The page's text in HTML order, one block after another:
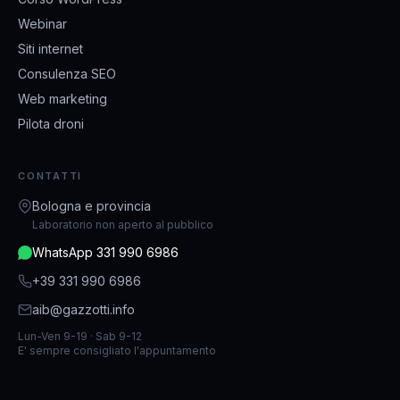
Webinar
Siti internet
Consulenza SEO
Web marketing
Pilota droni
CONTATTI
Bologna e provincia
Laboratorio non aperto al pubblico
WhatsApp 331 990 6986
+39 331 990 6986
aib@gazzotti.info
Lun-Ven 9-19 · Sab 9-12
E' sempre consigliato l'appuntamento